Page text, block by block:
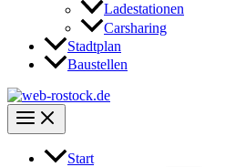
Ladestationen
Carsharing
Stadtplan
Baustellen
Start